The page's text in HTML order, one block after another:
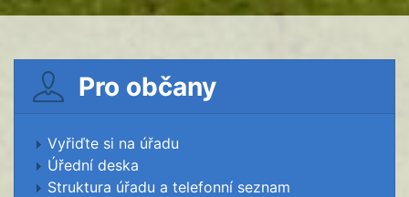
Pro občany
Vyřiďte si na úřadu
Úřední deska
Struktura úřadu a telefonní seznam